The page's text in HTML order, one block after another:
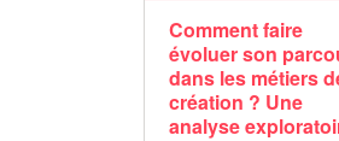
Comment faire
évoluer son
dans les métiers
création ? Une
analyse